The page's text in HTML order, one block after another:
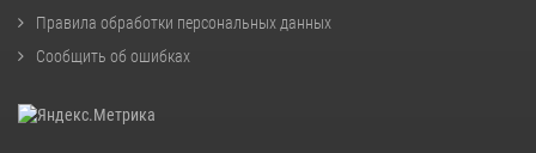
Правила обработки персональных данных
Сообщить об ошибках